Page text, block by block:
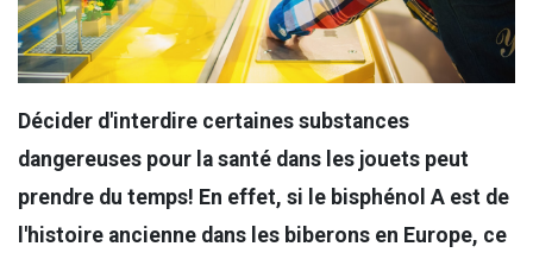
Décider d'interdire certaines substances
dangereuses pour la santé dans les jouets peut
prendre du temps! En effet, si le bisphénol A est de
l'histoire ancienne dans les biberons en Europe, ce